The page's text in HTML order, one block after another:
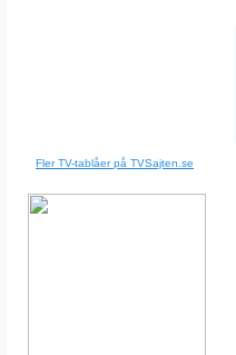
Fler TV-tablåer på TVSajten.se